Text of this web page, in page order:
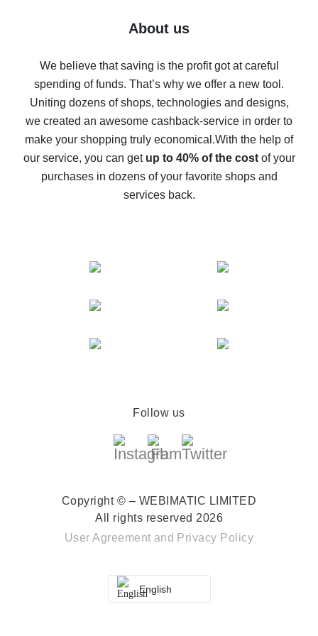
Five ways to get the most cash back on AliExpress
back
10% cash back on AliExpress - the impossible is
possible
The best cash back on AliExpress - how to find it
The best cash back service for AliExpress - let's
compare offers
About us
We believe that saving is the profit got at careful
spending of funds. That’s why we offer a new tool.
Uniting dozens of shops, technologies and designs,
we created an awesome cashback-service in order to
make your shopping truly economical.With the help of
our service, you can get up to 40% of the costof your
purchases in dozens of your favorite shops and
services back.
Follow us
Copyright © – WEBIMATIC LIMITED
All rights reserved 2026
User Agreement and Privacy Policy
English